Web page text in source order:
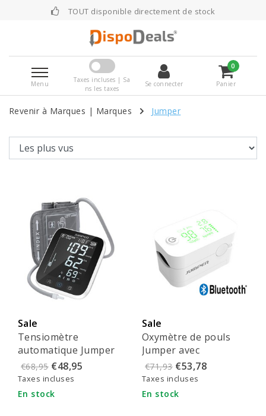
TOUT disponible directement de stock
Menu
Taxes incluses | Sa
ns les taxes
Se connecter
0
Panier
Revenir à Marques | Marques Jumper
Sale
Tensiomètre
automatique Jumper
pour le bras avec
Bluetooth - JPD-
HA121
€68,95 €48,95
Taxes incluses
En stock
Sale
Oxymètre de pouls
Jumper avec
Bluetooth - JPD-500G
€71,93 €53,78
Taxes incluses
En stock